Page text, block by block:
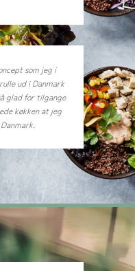
som jeg i
ud i Danmark
glad for tilgange
køkken at jeg